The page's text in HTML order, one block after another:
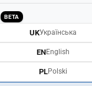
BETA
UKУкраїнська
ENEnglish
PLPolski